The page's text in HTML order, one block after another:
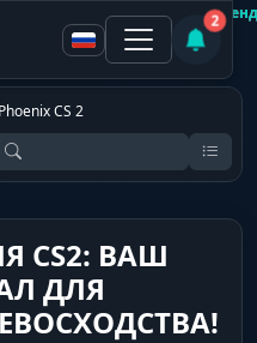
2
Phoenix CS 2
CS2: ВАШ
ДЛЯ
Не